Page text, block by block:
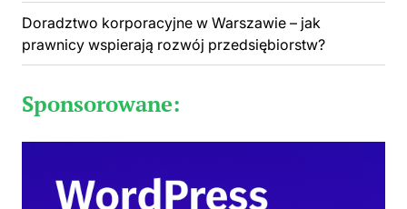
Doradztwo korporacyjne w Warszawie – jak
prawnicy wspierają rozwój przedsiębiorstw?
Sponsorowane: